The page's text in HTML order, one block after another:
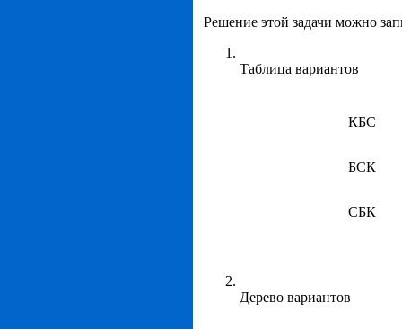
Решение этой задачи можно
Таблица вариантов
КБС
БСК
СБК
Дерево вариантов